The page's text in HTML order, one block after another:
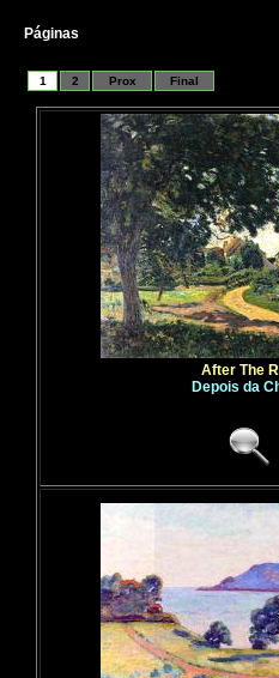
Páginas
1 2 Prox Final
After The
Depois da